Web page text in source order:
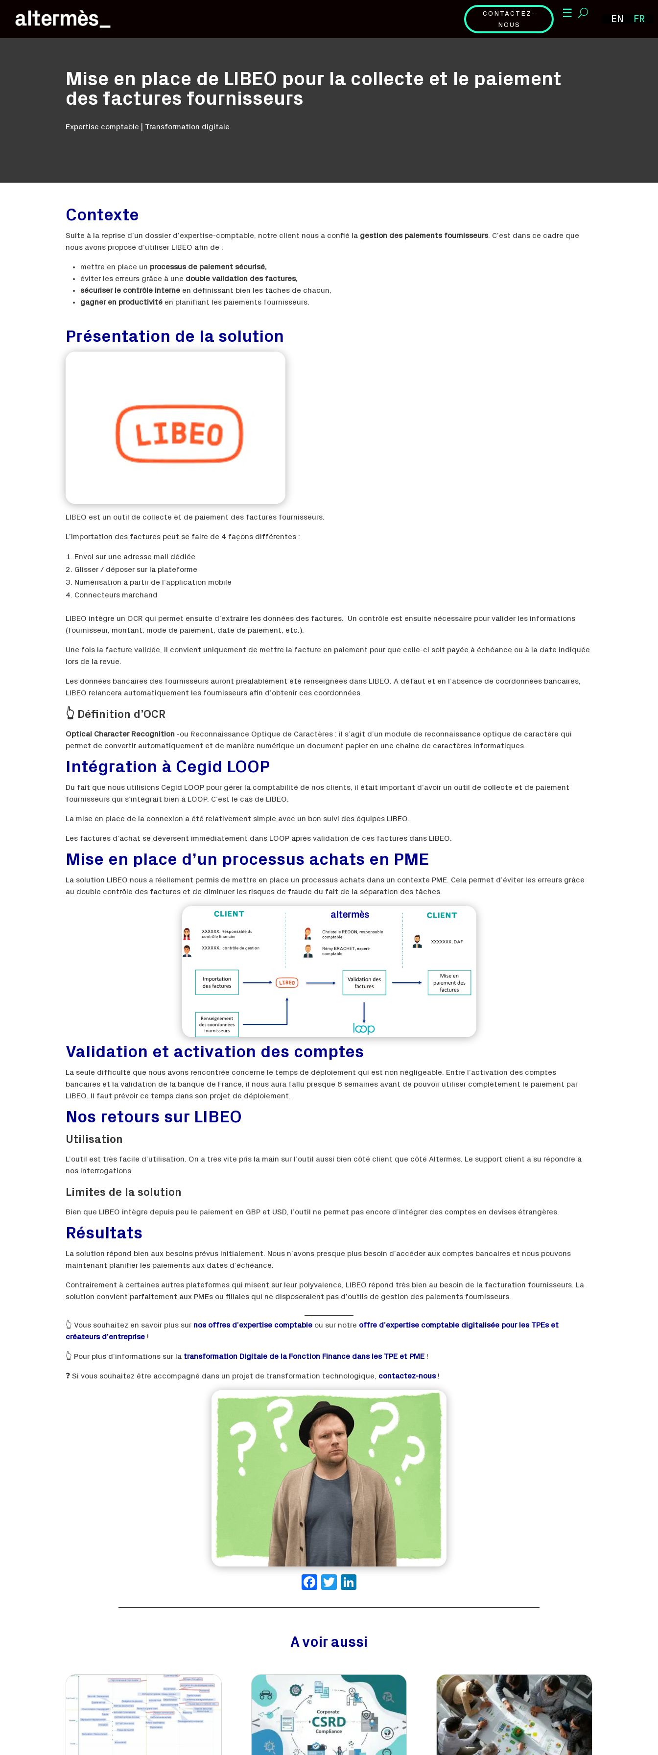
CONTACTEZ-
NOUS
☰ EN FR
Mise en place de LIBEO pour la collecte et le paiement
des factures fournisseurs
Expertise comptable | Transformation digitale
Contexte
Suite à la reprise d’un dossier d’expertise-comptable, notre client nous a confié la gestion des paiements fournisseurs. C’est dans ce cadre que
nous avons proposé d’utiliser LIBEO afin de :
mettre en place un processus de paiement sécurisé,
éviter les erreurs grâce à une double validation des factures,
sécuriser le contrôle interne en définissant bien les tâches de chacun,
gagner en productivité en planifiant les paiements fournisseurs.
Présentation de la solution
LIBEO est un outil de collecte et de paiement des factures fournisseurs.
L’importation des factures peut se faire de 4 façons différentes :
Envoi sur une adresse mail dédiée
Glisser / déposer sur la plateforme
Numérisation à partir de l’application mobile
Connecteurs marchand
LIBEO intègre un OCR qui permet ensuite d’extraire les données des factures. Un contrôle est ensuite nécessaire pour valider les informations
(fournisseur, montant, mode de paiement, date de paiement, etc.).
Une fois la facture validée, il convient uniquement de mettre la facture en paiement pour que celle-ci soit payée à échéance ou à la date indiquée
lors de la revue.
Les données bancaires des fournisseurs auront préalablement été renseignées dans LIBEO. A défaut et en l’absence de coordonnées bancaires,
LIBEO relancera automatiquement les fournisseurs afin d’obtenir ces coordonnées.
👆 Définition d’OCR
Optical Character Recognition -ou Reconnaissance Optique de Caractères : il s’agit d’un module de reconnaissance optique de caractère qui
permet de convertir automatiquement et de manière numérique un document papier en une chaine de caractères informatiques.
Intégration à Cegid LOOP
Du fait que nous utilisions Cegid LOOP pour gérer la comptabilité de nos clients, il était important d’avoir un outil de collecte et de paiement
fournisseurs qui s’intégrait bien à LOOP. C’est le cas de LIBEO.
La mise en place de la connexion a été relativement simple avec un bon suivi des équipes LIBEO.
Les factures d’achat se déversent immédiatement dans LOOP après validation de ces factures dans LIBEO.
Mise en place d’un processus achats en PME
La solution LIBEO nous a réellement permis de mettre en place un processus achats dans un contexte PME. Cela permet d’éviter les erreurs grâce
au double contrôle des factures et de diminuer les risques de fraude du fait de la séparation des tâches.
Validation et activation des comptes
La seule difficulté que nous avons rencontrée concerne le temps de déploiement qui est non négligeable. Entre l’activation des comptes
bancaires et la validation de la banque de France, il nous aura fallu presque 6 semaines avant de pouvoir utiliser complètement le paiement par
LIBEO. Il faut prévoir ce temps dans son projet de déploiement.
Nos retours sur LIBEO
Utilisation
L’outil est très facile d’utilisation. On a très vite pris la main sur l’outil aussi bien côté client que côté Altermès. Le support client a su répondre à
nos interrogations.
Limites de la solution
Bien que LIBEO intègre depuis peu le paiement en GBP et USD, l’outil ne permet pas encore d’intégrer des comptes en devises étrangères.
Résultats
La solution répond bien aux besoins prévus initialement. Nous n’avons presque plus besoin d’accéder aux comptes bancaires et nous pouvons
maintenant planifier les paiements aux dates d’échéance.
Contrairement à certaines autres plateformes qui misent sur leur polyvalence, LIBEO répond très bien au besoin de la facturation fournisseurs. La
solution convient parfaitement aux PMEs ou filiales qui ne disposeraient pas d’outils de gestion des paiements fournisseurs.
👆 Vous souhaitez en savoir plus sur nos offres d’expertise comptable ou sur notre offre d’expertise comptable digitalisée pour les TPEs et
créateurs d’entreprise !
👆 Pour plus d’informations sur la transformation Digitale de la Fonction Finance dans les TPE et PME !
❓ Si vous souhaitez être accompagné dans un projet de transformation technologique, contactez-nous !
Facebook
Twitter
A voir aussi